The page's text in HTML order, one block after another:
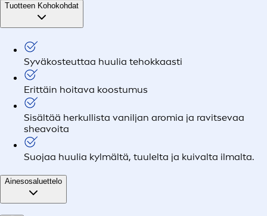
Tuotteen Kohokohdat
Syväkosteuttaa huulia tehokkaasti
Erittäin hoitava koostumus
Sisältää herkullista vaniljan aromia ja ravitsevaa
sheavoita
Suojaa huulia kylmältä, tuulelta ja kuivalta ilmalta.
Ainesosaluettelo